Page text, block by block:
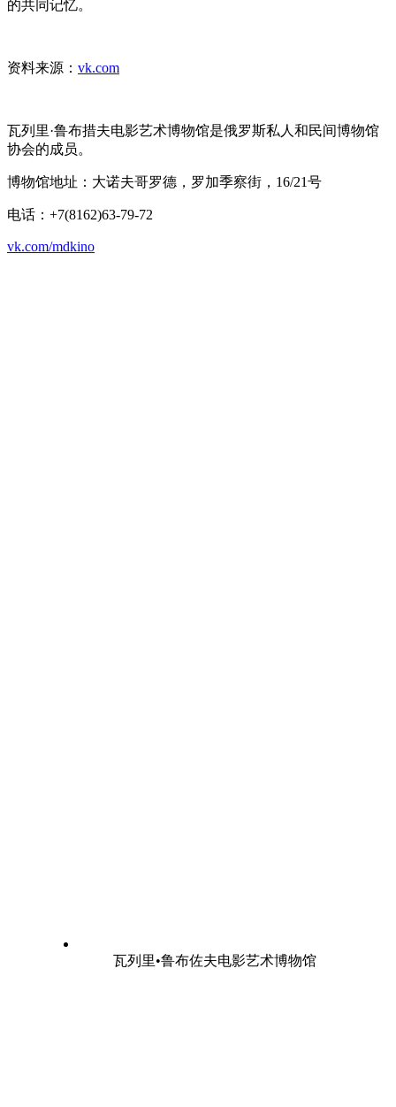
的共同记忆。
资料来源： vk.com
瓦列里·鲁布措夫电影艺术博物馆是俄罗斯私人和民间博物馆
协会的成员。
博物馆地址：大诺夫哥罗德，罗加季察街，16/21号
电话：+7(8162)63-79-72
vk.com/mdkino
瓦列里•鲁布佐夫电影艺术博物馆